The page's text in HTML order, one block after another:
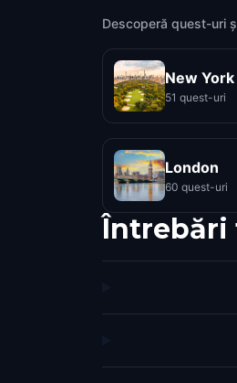
Descoperă quest-uri
New
51 quest-uri
London
60 quest-uri
Întrebări